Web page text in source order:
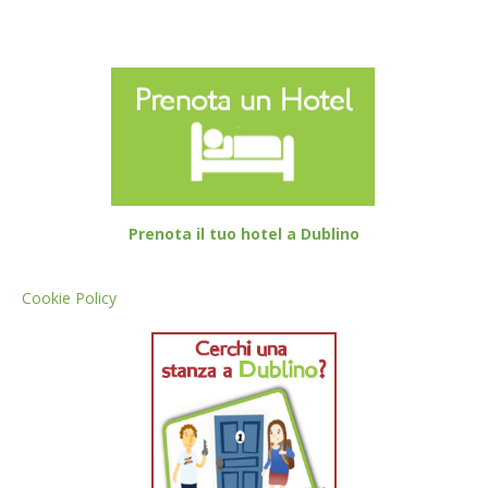
Prenota il tuo hotel a Dublino
Cookie Policy